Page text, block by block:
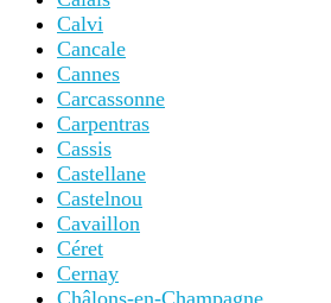
Calvi
Cancale
Cannes
Carcassonne
Carpentras
Cassis
Castellane
Castelnou
Cavaillon
Céret
Cernay
Châlons-en-Champagne